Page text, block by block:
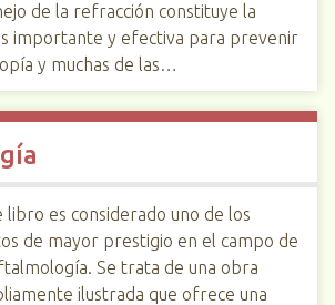
de la refracción constituye la
importante y efectiva para prevenir
y muchas de las…
libro es considerado uno de los
de mayor prestigio en el campo de
Se trata de una obra
ilustrada que ofrece una